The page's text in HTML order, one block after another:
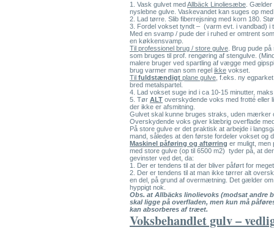
1. Vask gulvet medAllbäck Linoliesæbe .
nyslebne gulve. Vaskevandet kan suges op
2. Lad tørre. Slib fiberrejsning med korn 180.
3. Fordel vokset tyndt – (varm evt. i vandbad)
Med en svamp / pude der i ruhed er omtrent
en køkkensvamp.
Til professionel brug / store gulve . Brug pude
som bruges til prof. rengøring af stengulve.
malere bruger ved spartling af vægge med
brug varmer man som regel ikke vokset.
Til fuldstændigt plane gulve , f.eks. ny
bred metalspartel.
4. Lad vokset suge ind i ca 10-15 minutter,
5. Tør ALT overskydende voks med frotté eller
der ikke er afsmitning.
Gulvet skal kunne bruges straks, uden mærker
Overskydende voks giver klæbrig overflade
På store gulve er det praktisk at arbejde i
mand, således at den første fordeler vokset og
Maskinel påføring og aftørring er muligt, men
med store gulve (op til 6500 m2) tyder på, at
gevinster ved det, da:
1. Der er tendens til at der bliver påført for
2. Der er tendens til at man ikke tørrer alt
en del, på grund af overmætning. Det gælder
hyppigt nok.
Obs. at Allbäcks linolievoks (modsat andre
skal ligge på overfladen, men kun må
kan absorberes af træet.
Voksbehandlet gulv –